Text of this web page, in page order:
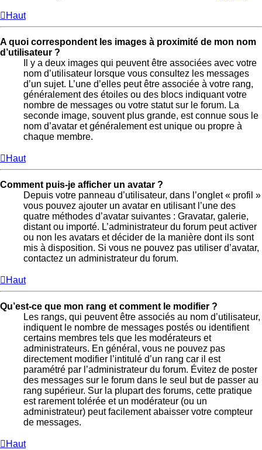
Haut
A quoi correspondent les images à proximité de mon nom
d’utilisateur ?
Il y a deux images qui peuvent être associées avec votre
nom d’utilisateur lorsque vous consultez les messages
d’un sujet. L’une d’elles peut être associée à votre rang,
généralement des étoiles ou des blocs indiquant votre
nombre de messages ou votre statut sur le forum. La
seconde image, souvent plus grande, est connue sous le
nom d’avatar et généralement est unique ou propre à
chaque membre.
Haut
Comment puis-je afficher un avatar ?
Depuis votre panneau d’utilisateur, dans l’onglet « profil »
vous pouvez ajouter un avatar en utilisant l’une des
quatre méthodes d’avatar suivantes : Gravatar, galerie,
distant ou importé. L’administrateur du forum peut activer
ou non les avatars et décider de la manière dont ils sont
mis à disposition. Si vous ne pouvez pas utiliser d’avatar,
contactez un administrateur du forum.
Haut
Qu’est-ce que mon rang et comment le modifier ?
Les rangs, qui peuvent être associés au nom d’utilisateur,
indiquent le nombre de messages postés ou identifient
certains membres tels que les modérateurs et
administrateurs. En général, vous ne pouvez pas
directement modifier l’intitulé d’un rang car il est
paramétré par l’administrateur du forum. Évitez de poster
des messages sur le forum dans le seul but de passer au
rang supérieur. Sur la plupart des forums, cette pratique
est rarement tolérée et un modérateur (ou un
administrateur) peut facilement abaisser votre compteur
de messages.
Haut